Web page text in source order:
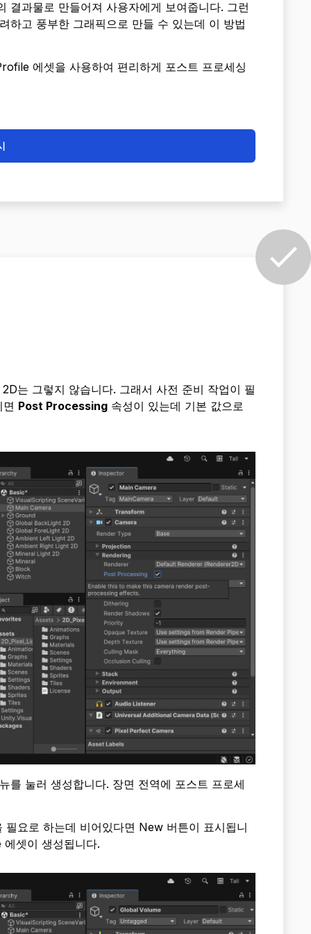
결과물로 만들어져 사용자에게 보여줍니다. 그런
하고 풍부한 그래픽으로 만들 수 있는데 이 방법
에셋을 사용하여 편리하게 포스트 프로세싱
는 그렇지 않습니다. 그래서 사전 준비 작업이 필
Post Processing속성이 있는데 기본 값으로
를 눌러 생성합니다. 장면 전역에 포스트 프로세
요로 하는데 비어있다면 New 버튼이 표시됩니
셋이 생성됩니다.